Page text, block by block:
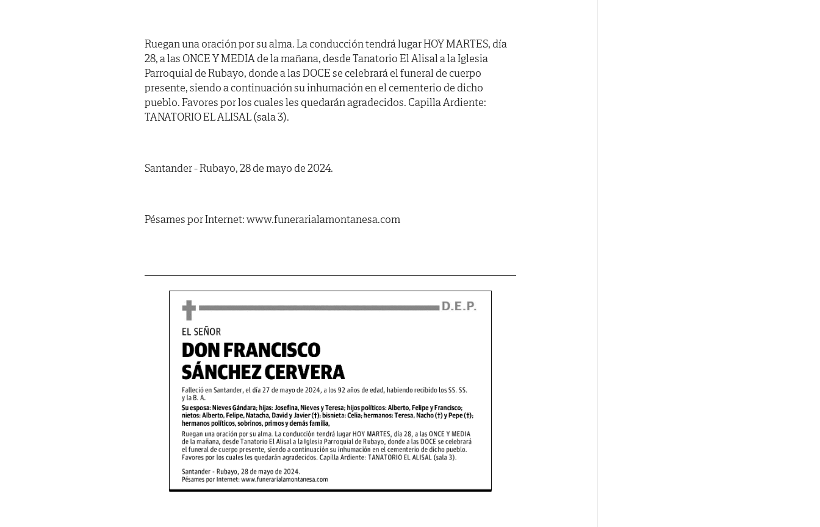
Ruegan una oración por su alma. La conducción tendrá lugar HOY MARTES, día
28, a las ONCE Y MEDIA de la mañana, desde Tanatorio El Alisal a la Iglesia
Parroquial de Rubayo, donde a las DOCE se celebrará el funeral de cuerpo
presente, siendo a continuación su inhumación en el cementerio de dicho
pueblo. Favores por los cuales les quedarán agradecidos. Capilla Ardiente:
TANATORIO EL ALISAL (sala 3).
Santander - Rubayo, 28 de mayo de 2024.
Pésames por Internet: www.funerarialamontanesa.com